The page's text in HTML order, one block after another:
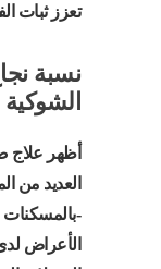
تعزز ثبات
نسبة
الشوكية
أظهر علاج
العديد من
-بالمسكنات